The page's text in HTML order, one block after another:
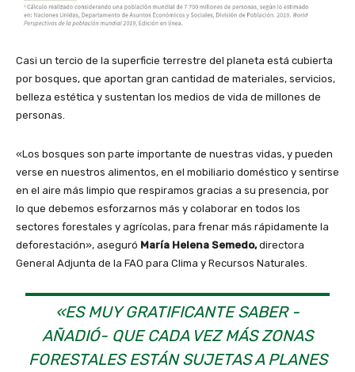
Casi un tercio de la superficie terrestre del planeta está cubierta
por bosques, que aportan gran cantidad de materiales, servicios,
belleza estética y sustentan los medios de vida de millones de
personas.
«Los bosques son parte importante de nuestras vidas, y pueden
verse en nuestros alimentos, en el mobiliario doméstico y sentirse
en el aire más limpio que respiramos gracias a su presencia, por
lo que debemos esforzarnos más y colaborar en todos los
sectores forestales y agrícolas, para frenar más rápidamente la
deforestación», aseguró María Helena Semedo,directora
General Adjunta de la FAO para Clima y Recursos Naturales.
«ES MUY GRATIFICANTE SABER -
AÑADIÓ- QUE CADA VEZ MÁS ZONAS
FORESTALES ESTÁN SUJETAS A PLANES